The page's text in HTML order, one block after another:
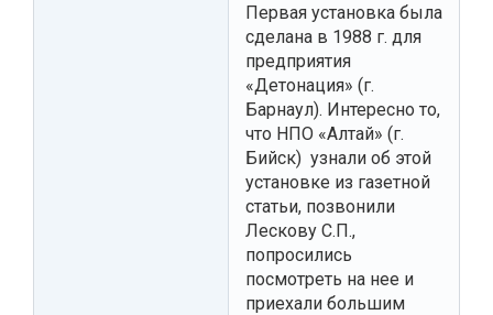
Первая установка была
сделана в 1988 г. для
предприятия
«Детонация» (г.
Барнаул). Интересно то,
что НПО «Алтай» (г.
Бийск) узнали об этой
установке из газетной
статьи, позвонили
Лескову С.П.,
попросились
посмотреть на нее и
приехали большим